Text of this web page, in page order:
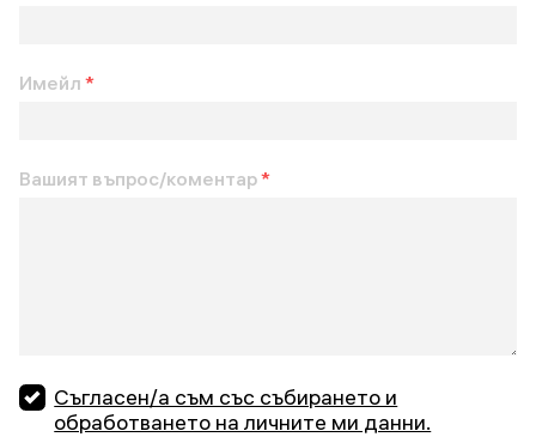
Имейл *
Вашият въпрос/коментар*
Съгласен/а съм със събирането и
обработването на личните ми данни.